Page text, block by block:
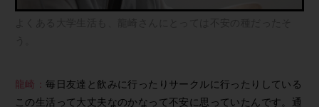
龍崎： 毎日友達と飲みに行ったりサークルに行ったりしている
この生活って大丈夫なのかなって不安に思っていたんです。通